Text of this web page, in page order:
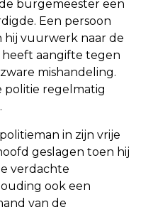
burgemeester een
Een persoon
vuurwerk naar de
heeft aangifte tegen
mishandeling.
politie regelmatig
in zijn vrije
geslagen toen hij
verdachte
ook een
van de